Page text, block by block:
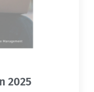
2025